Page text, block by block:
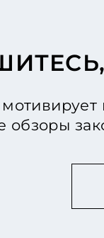
обзоры